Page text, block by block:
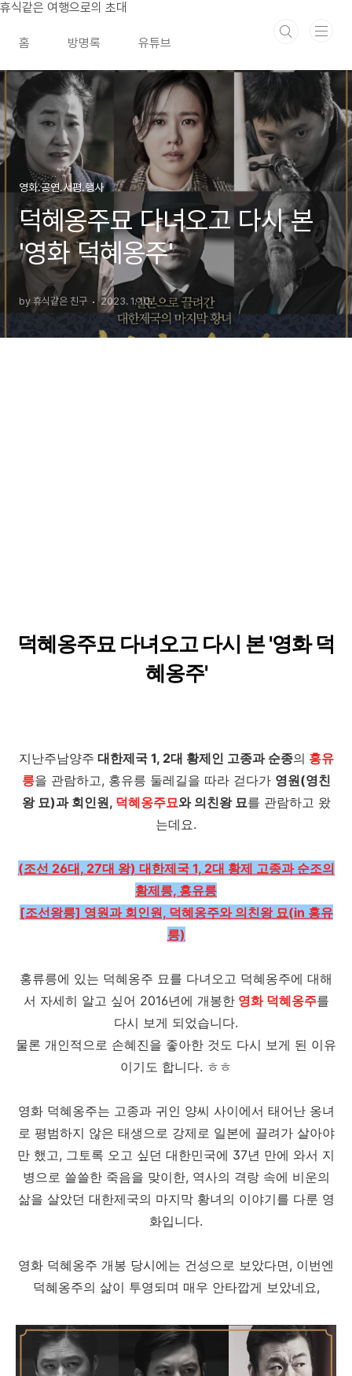
본문 바로가기
휴식같은 여행으로의 초대
홈 방명록 유튜브
영화.공연.서평.행사
덕혜옹주묘 다녀오고 다시 본
'영화 덕혜옹주'
by 휴식같은 친구 2023. 1. 10.
덕혜옹주묘 다녀오고 다시 본 '영화 덕
혜옹주'
지난주남양주 대한제국 1, 2대 황제인 고종과 순종의 홍유
릉을 관람하고, 홍유릉 둘레길을 따라 걷다가 영원(영친
왕 묘)과 회인원, 덕혜옹주묘와 의친왕 묘를 관람하고 왔
는데요.
(조선 26대, 27대 왕) 대한제국 1, 2대 황제 고종과 순조의
황제릉, 홍유릉
[조선왕릉] 영원과 회인원, 덕혜옹주와 의친왕 묘(in 홍유
릉)
홍류릉에 있는 덕혜옹주 묘를 다녀오고 덕혜옹주에 대해
서 자세히 알고 싶어 2016년에 개봉한 영화 덕혜옹주를
다시 보게 되었습니다.
물론 개인적으로 손혜진을 좋아한 것도 다시 보게 된 이유
이기도 합니다. ㅎㅎ
영화 덕혜옹주는 고종과 귀인 양씨 사이에서 태어난 옹녀
로 평범하지 않은 태생으로 강제로 일본에 끌려가 살아야
만 했고, 그토록 오고 싶던 대한민국에 37년 만에 와서 지
병으로 쓸쓸한 죽음을 맞이한, 역사의 격랑 속에 비운의
삶을 살았던 대한제국의 마지막 황녀의 이야기를 다룬 영
화입니다.
영화 덕혜옹주 개봉 당시에는 건성으로 보았다면, 이번엔
덕혜옹주의 삶이 투영되며 매우 안타깝게 보았네요,